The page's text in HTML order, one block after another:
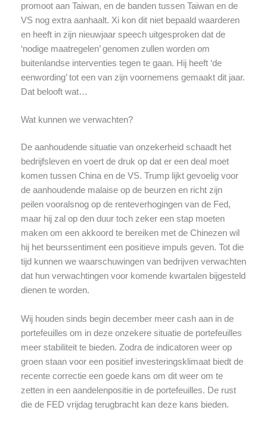
promoot aan Taiwan, en de banden tussen Taiwan en de
VS nog extra aanhaalt. Xi kon dit niet bepaald waarderen
en heeft in zijn nieuwjaar speech uitgesproken dat de
‘nodige maatregelen’ genomen zullen worden om
buitenlandse interventies tegen te gaan. Hij heeft ‘de
eenwording’ tot een van zijn voornemens gemaakt dit jaar.
Dat belooft wat…
Wat kunnen we verwachten?
De aanhoudende situatie van onzekerheid schaadt het
bedrijfsleven en voert de druk op dat er een deal moet
komen tussen China en de VS. Trump lijkt gevoelig voor
de aanhoudende malaise op de beurzen en richt zijn
peilen vooralsnog op de renteverhogingen van de Fed,
maar hij zal op den duur toch zeker een stap moeten
maken om een akkoord te bereiken met de Chinezen wil
hij het beurssentiment een positieve impuls geven. Tot die
tijd kunnen we waarschuwingen van bedrijven verwachten
dat hun verwachtingen voor komende kwartalen bijgesteld
dienen te worden.
Wij houden sinds begin december meer cash aan in de
portefeuilles om in deze onzekere situatie de portefeuilles
meer stabiliteit te bieden. Zodra de indicatoren weer op
groen staan voor een positief investeringsklimaat biedt de
recente correctie een goede kans om dit weer om te
zetten in een aandelenpositie in de portefeuilles. De rust
die de FED vrijdag terugbracht kan deze kans bieden.